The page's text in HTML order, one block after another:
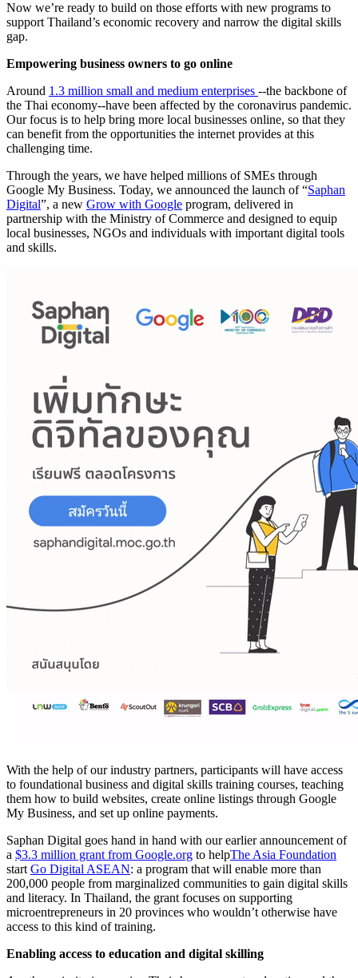
Now we’re ready to build on those efforts with new programs to
support Thailand’s economic recovery and narrow the digital skills
gap.
Empowering business owners to go online
Around 1.3 million small and medium enterprises --the backbone of
the Thai economy--have been affected by the coronavirus pandemic.
Our focus is to help bring more local businesses online, so that they
can benefit from the opportunities the internet provides at this
challenging time.
Through the years, we have helped millions of SMEs through
Google My Business. Today, we announced the launch of “Saphan
Digital”, a new Grow with Google program, delivered in
partnership with the Ministry of Commerce and designed to equip
local businesses, NGOs and individuals with important digital tools
and skills.
With the help of our industry partners, participants will have access
to foundational business and digital skills training courses, teaching
them how to build websites, create online listings through Google
My Business, and set up online payments.
Saphan Digital goes hand in hand with our earlier announcement of
a $3.3 million grant from Google.org to helpThe Asia Foundation
start Go Digital ASEAN: a program that will enable more than
200,000 people from marginalized communities to gain digital skills
and literacy. In Thailand, the grant focuses on supporting
microentrepreneurs in 20 provinces who wouldn’t otherwise have
access to this kind of training.
Enabling access to education and digital skilling